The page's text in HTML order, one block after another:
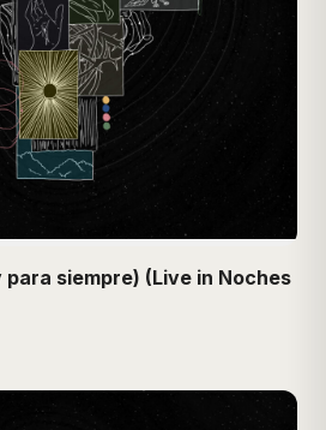
para siempre) (Live in Noches